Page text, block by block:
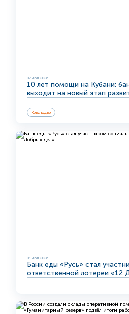
07 июл 2026
10 лет помощи на Кубани:
выходит на новый этап
Краснодар
01 июл 2026
Банк еды «Русь» стал
ответственной лотереи «12